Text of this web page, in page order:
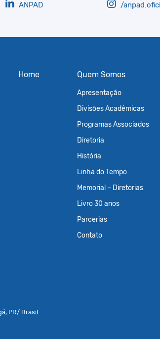
ANPAD /
Home Quem Somos
Apresentação
Divisões Acadêmicas
Programas Associados
Diretoria
História
Linha do Tempo
Memorial – Diretorias
Livro 30 anos
Parcerias
Contato
PR/ Brasil